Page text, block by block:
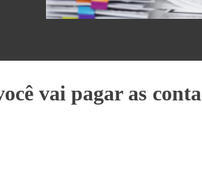
vai pagar as